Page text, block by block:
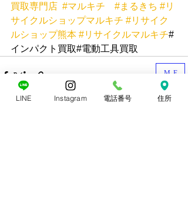
ME
NU
買取専門店 #マルキチ #まるきち #リ
サイクルショップマルキチ #リサイク
ルショップ熊本 #リサイクルマルキチ#
インパクト買取#電動工具買取
LINE Instagram 電話番号 住所